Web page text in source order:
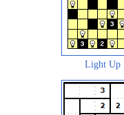
Light Up